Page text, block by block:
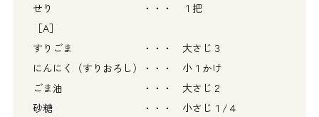
せり ・・・ １把
［A］
すりごま ・・・ 大さじ３
にんにく（すりおろし）・・・ 小１かけ
ごま油 ・・・ 大さじ２
砂糖 ・・・ 小さじ１/４